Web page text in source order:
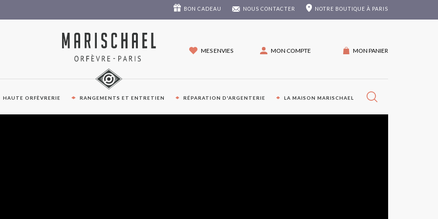
BON CADEAU NOUS CONTACTER NOTRE BOUTIQUE À PARIS
MES ENVIES MON COMPTE MON PANIER
HAUTE ORFÈVRERIE RANGEMENTS ET ENTRETIEN RÉPARATION D'ARGENTERIE LA MAISON MARISCHAEL